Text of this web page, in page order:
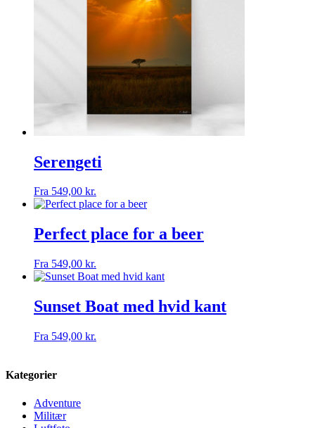
Serengeti
Fra 549,00 kr.
Perfect place for a beer
Fra 549,00 kr.
Sunset Boat med hvid kant
Fra 549,00 kr.
Kategorier
Adventure
Militær